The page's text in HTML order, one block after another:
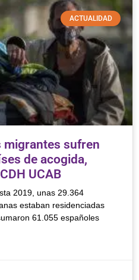
ACTUALIDAD
migrantes sufren
de acogida,
UCAB
2019, unas 29.364
estaban residenciadas
61.055 españoles